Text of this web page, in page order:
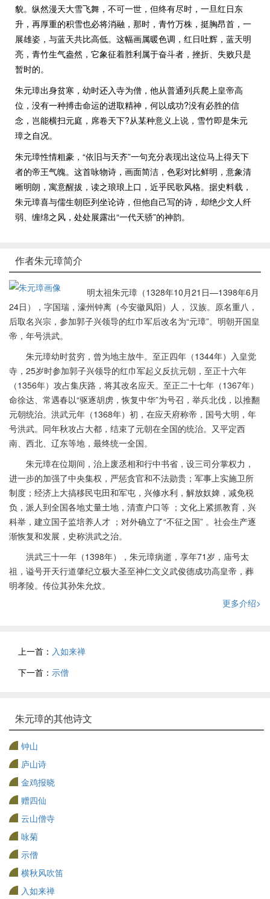
貌。纵然漫天大雪飞舞，不可一世，但终有尽时，一旦红日东
升，再厚重的积雪也必将消融，那时，青竹万株，挺胸昂首，一
展雄姿，与蓝天共比高低。这幅画属暖色调，红日吐辉，蓝天明
亮，青竹生气盎然，它象征着胜利属于奋斗者，挫折、失败只是
暂时的。
朱元璋出身贫寒，幼时还入寺为僧，他从普通列兵爬上皇帝高
位，没有一种搏击命运的进取精神，何以成功?没有必胜的信
念，岂能横扫元庭，席卷天下?从某种意义上说，雪竹即是朱元
璋之自况。
朱元璋性情粗豪，“依旧与天齐”一句充分表现出这位马上得天下
者的帝王气魄。这首咏物诗，画面简洁，色彩对比鲜明，意象清
晰明朗，寓意醒拔，读之琅琅上口，近乎民歌风格。据史料载，
朱元璋喜与儒生朝臣列坐论诗，但他自己写的诗，却绝少文人纤
弱、缠绵之风，处处展露出“一代天骄”的神韵。
作者朱元璋简介
明太祖朱元璋（1328年10月21日—1398年6月
24日），字国瑞，濠州钟离（今安徽凤阳）人， 汉族。原名重八，
后取名兴宗，参加郭子兴领导的红巾军后改名为“元璋”。明朝开国皇
帝，年号洪武。
朱元璋幼时贫穷，曾为地主放牛。至正四年（1344年）入皇觉
寺，25岁时参加郭子兴领导的红巾军起义反抗元朝，至正十六年
（1356年）攻占集庆路，将其改名应天。至正二十七年（1367年）
命徐达、常遇春以“驱逐胡虏，恢复中华”为号召，举兵北伐，以推翻
元朝统治。洪武元年（1368年）初，在应天府称帝，国号大明，年
号洪武。同年秋攻占大都，结束了元朝在全国的统治。又平定西
南、西北、辽东等地，最终统一全国。
朱元璋在位期间，治上废丞相和行中书省，设三司分掌权力，
进一步的加强了中央集权，严惩贪官和不法勋贵；军事上实施卫所
制度；经济上大搞移民屯田和军屯，兴修水利，解放奴婢，减免税
负，派人到全国各地丈量土地，清查户口等 ；文化上紧抓教育，兴
科举，建立国子监培养人才 ；对外确立了“不征之国” 。社会生产逐
渐恢复和发展，史称洪武之治。
洪武三十一年（1398年），朱元璋病逝，享年71岁，庙号太
祖，谥号开天行道肇纪立极大圣至神仁文义武俊德成功高皇帝，葬
明孝陵。传位其孙朱允炆。
更多介绍>
上一首： 入如来禅
下一首： 示僧
朱元璋的其他诗文
钟山
庐山诗
金鸡报晓
赠四仙
云山僧寺
咏菊
示僧
横秋风吹笛
入如来禅